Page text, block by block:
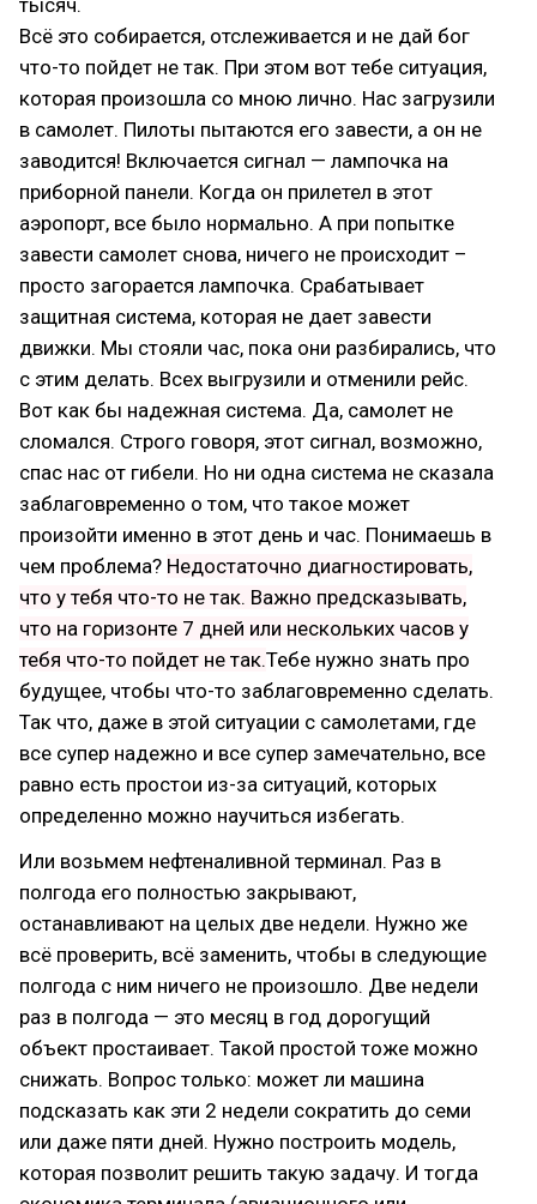
Всё это собирается, отслеживается и не дай бог
что-то пойдет не так. При этом вот тебе ситуация,
которая произошла со мною лично. Нас загрузили
в самолет. Пилоты пытаются его завести, а он не
заводится! Включается сигнал — лампочка на
приборной панели. Когда он прилетел в этот
аэропорт, все было нормально. А при попытке
завести самолет снова, ничего не происходит –
просто загорается лампочка. Срабатывает
защитная система, которая не дает завести
движки. Мы стояли час, пока они разбирались, что
с этим делать. Всех выгрузили и отменили рейс.
Вот как бы надежная система. Да, самолет не
сломался. Строго говоря, этот сигнал, возможно,
спас нас от гибели. Но ни одна система не сказала
заблаговременно о том, что такое может
произойти именно в этот день и час. Понимаешь в
чем проблема? Недостаточно диагностировать,
что у тебя что-то не так. Важно предсказывать,
что на горизонте 7 дней или нескольких часов у
тебя что-то пойдет не так.Тебе нужно знать про
будущее, чтобы что-то заблаговременно сделать.
Так что, даже в этой ситуации с самолетами, где
все супер надежно и все супер замечательно, все
равно есть простои из-за ситуаций, которых
определенно можно научиться избегать.
Или возьмем нефтеналивной терминал. Раз в
полгода его полностью закрывают,
останавливают на целых две недели. Нужно же
всё проверить, всё заменить, чтобы в следующие
полгода с ним ничего не произошло. Две недели
раз в полгода — это месяц в год дорогущий
объект простаивает. Такой простой тоже можно
снижать. Вопрос только: может ли машина
подсказать как эти 2 недели сократить до семи
или даже пяти дней. Нужно построить модель,
которая позволит решить такую задачу. И тогда